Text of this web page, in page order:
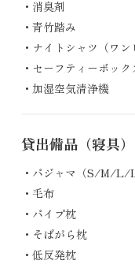
消臭剤
青竹踏み
ナイトシャツ（ワン
セーフティーボック
加湿空気清浄機
貸出備品（寝具）
パジャマ（S/M/L/
毛布
パイプ枕
そばがら枕
低反発枕